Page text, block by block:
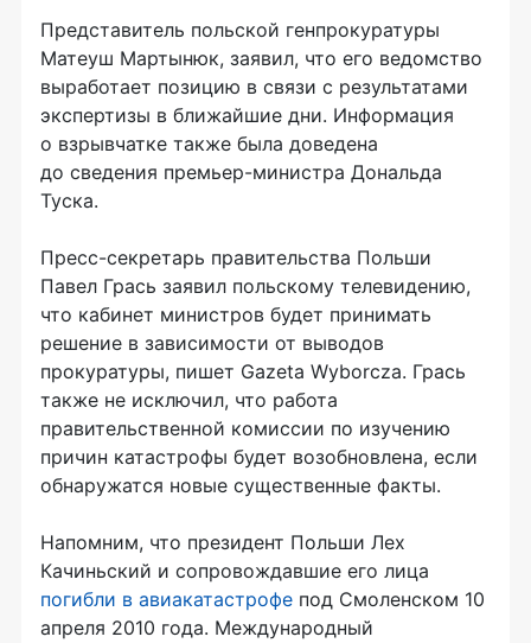
Представитель польской генпрокуратуры
Матеуш Мартынюк, заявил, что его ведомство
выработает позицию в связи с результатами
экспертизы в ближайшие дни. Информация
о взрывчатке также была доведена
до сведения премьер-министра Дональда
Туска.
Пресс-секретарь правительства Польши
Павел Грась заявил польскому телевидению,
что кабинет министров будет принимать
решение в зависимости от выводов
прокуратуры, пишет Gazeta Wyborcza. Грась
также не исключил, что работа
правительственной комиссии по изучению
причин катастрофы будет возобновлена, если
обнаружатся новые существенные факты.
Напомним, что президент Польши Лех
Качиньский и сопровождавшие его лица
погибли в авиакатастрофе под Смоленском 10
апреля 2010 года. Международный